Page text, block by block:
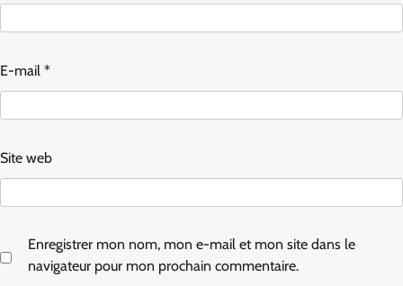
E-mail *
Site web
Enregistrer mon nom, mon e-mail et mon site dans le
navigateur pour mon prochain commentaire.